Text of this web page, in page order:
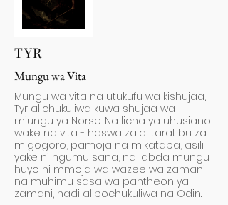
TYR
Mungu wa Vita
Mungu wa vita na utukufu wa kishujaa,
Tyr alichukuliwa kuwa shujaa wa
miungu ya Norse. Na licha ya uhusiano
wake na vita - haswa zaidi taratibu za
migogoro, pamoja na mikataba, asili
yake ni ngumu sana, na labda mungu
huyo ni mmoja wa wazee wa zamani
na muhimu sasa wa pantheon ya
zamani, hadi alipochukuliwa na Odin.